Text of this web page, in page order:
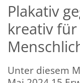
Plakativ
kreativ
Unter diesem